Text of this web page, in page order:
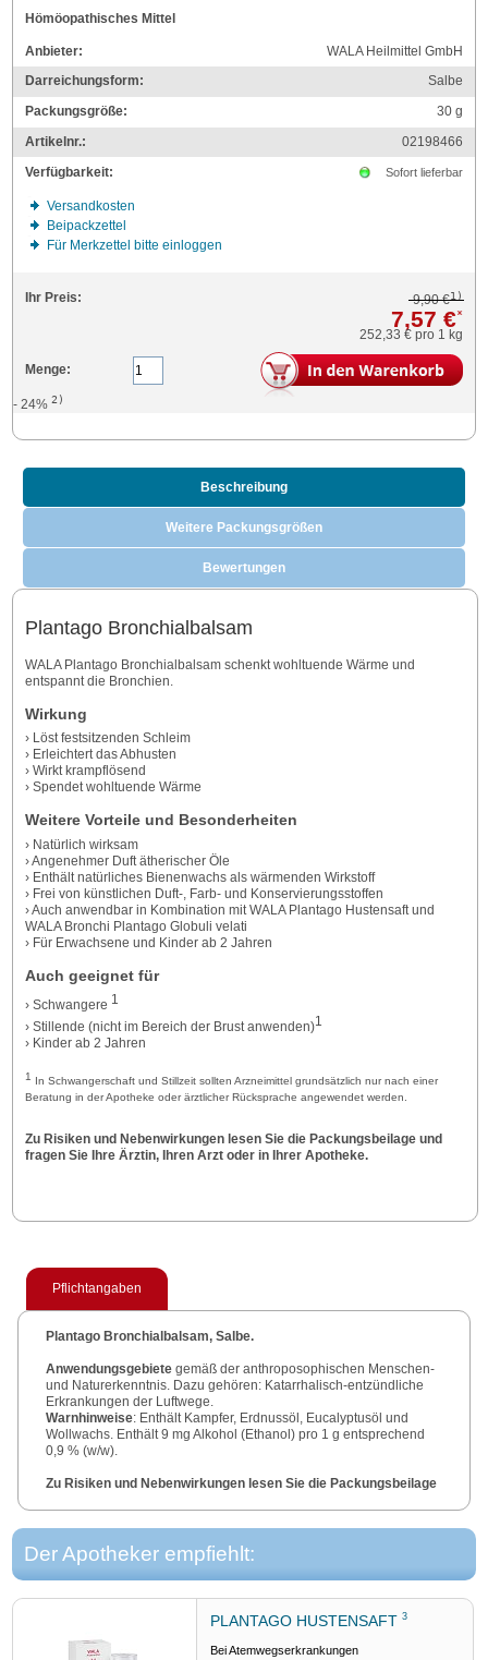
Hömöopathisches Mittel
Anbieter:
WALA Heilmittel GmbH
Darreichungsform:
Salbe
Packungsgröße:
30g
Artikelnr.:
02198466
Verfügbarkeit:
Sofort lieferbar
Versandkosten
Beipackzettel
Für Merkzettel bitte einloggen
Ihr Preis: 9,90 €1)
7,57 €*
252,33 € pro 1 kg
Menge:
- 24%2)
Beschreibung
Weitere Packungsgrößen
Bewertungen
Plantago Bronchialbalsam
WALA Plantago Bronchialbalsam schenkt wohltuende Wärme und
entspannt die Bronchien.
Wirkung
› Löst festsitzenden Schleim
› Erleichtert das Abhusten
› Wirkt krampflösend
› Spendet wohltuende Wärme
Weitere Vorteile und Besonderheiten
› Natürlich wirksam
› Angenehmer Duft ätherischer Öle
› Enthält natürliches Bienenwachs als wärmenden Wirkstoff
› Frei von künstlichen Duft-, Farb- und Konservierungsstoffen
› Auch anwendbar in Kombination mit WALA Plantago Hustensaft und
WALA Bronchi Plantago Globuli velati
› Für Erwachsene und Kinder ab 2 Jahren
Auch geeignet für
› Schwangere 1
› Stillende (nicht im Bereich der Brust anwenden)1
› Kinder ab 2 Jahren
1 In Schwangerschaft und Stillzeit sollten Arzneimittel grundsätzlich nur nach einer
Beratung in der Apotheke oder ärztlicher Rücksprache angewendet werden.
Zu Risiken und Nebenwirkungen lesen Sie die Packungsbeilage und
fragen Sie Ihre Ärztin, Ihren Arzt oder in Ihrer Apotheke.
Pflichtangaben
Plantago Bronchialbalsam, Salbe.
Anwendungsgebietegemäß der anthroposophischen Menschen-
und Naturerkenntnis. Dazu gehören: Katarrhalisch-entzündliche
Erkrankungen der Luftwege.
Warnhinweise: Enthält Kampfer, Erdnussöl, Eucalyptusöl und
Wollwachs. Enthält 9 mg Alkohol (Ethanol) pro 1 g entsprechend
0,9 % (w/w).
Zu Risiken und Nebenwirkungen lesen Sie die Packungsbeilage
WALA Heilmittel GmbH, 73087 Bad Boll/Eckwälden.
Stand: November 2022.
Der Apotheker empfiehlt:
PLANTAGO HUSTENSAFT3
Bei Atemwegserkrankungen